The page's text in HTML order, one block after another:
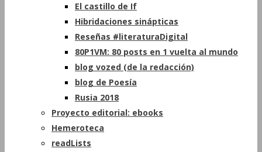
El castillo de If
Hibridaciones sinápticas
Reseñas #literaturaDigital
80P1VM: 80 posts en 1 vuelta al mundo
blog vozed (de la redacción)
blog de Poesía
Rusia 2018
Proyecto editorial: ebooks
Hemeroteca
readLists